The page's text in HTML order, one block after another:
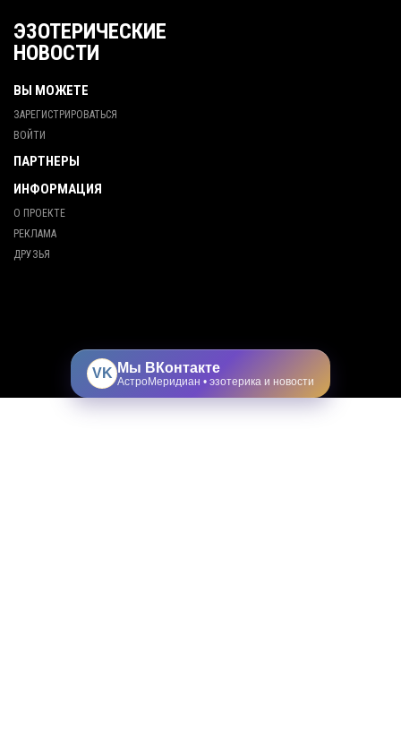
ЭЗОТЕРИЧЕСКИЕ
НОВОСТИ
ВЫ МОЖЕТЕ
ЗАРЕГИСТРИРОВАТЬСЯ
ВОЙТИ
ПАРТНЕРЫ
ИНФОРМАЦИЯ
О ПРОЕКТЕ
РЕКЛАМА
ДРУЗЬЯ
VK Мы ВКонтакте
АстроМеридиан • эзотерика и новости